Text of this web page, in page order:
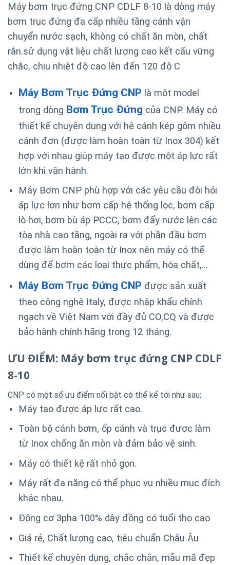
Máy bơm trục đứng CNP CDLF 8-10 là dòng máy
bơm trục đứng đa cấp nhiều tầng cánh vận
chuyển nước sạch, không có chất ăn mòn, chất
rắn.sử dụng vật liệu chất lượng cao kết cấu vững
chắc, chịu nhiệt độ cao lên đến 120 độ C
Máy Bơm Trục Đứng CNP là một model
trong dòng Bơm Trục Đứng của CNP. Máy có
thiết kế chuyên dụng với hệ cánh kép gôm nhiều
cánh đơn (được làm hoàn toàn từ Inox 304) kết
hợp với nhau giúp máy tạo được một áp lực rất
lớn khi vận hành.
Máy Bơm CNP phù hợp với các yêu cầu đòi hỏi
áp lực lơn như bơm cấp hệ thống lọc, bơm cấp
lò hơi, bơm bù áp PCCC, bơm đẩy nước lên các
tòa nhà cao tầng, ngoài ra với phần đầu bơm
được làm hoàn toàn từ Inox nên máy có thể
dùng để bơm các loại thực phẩm, hóa chất,…
Máy Bơm Trục Đứng CNP được sản xuất
theo công nghệ Italy, được nhập khẩu chính
ngạch về Việt Nam với đầy đủ CO,CQ và được
bảo hành chính hãng trong 12 tháng.
ƯU ĐIỂM: Máy bơm trục đứng CNP CDLF
8-10
CNP có một số ưu điểm nổi bật có thể kể tới như sau:
Máy tạo được áp lực rất cao.
Toàn bộ cánh bơm, ốp cánh và trục được làm
từ Inox chống ăn mòn và đảm bảo vệ sinh.
Máy có thiết kệ rất nhỏ gọn.
Máy rất đa năng có thể phục vụ nhiều mục đích
khác nhau.
Động cơ 3pha 100% dây đồng có tuổi thọ cao
Giá rẻ, Chất lượng cao, tiêu chuẩn Châu Âu
Thiết kế chuyên dụng, chắc chắn, mẫu mã đẹp